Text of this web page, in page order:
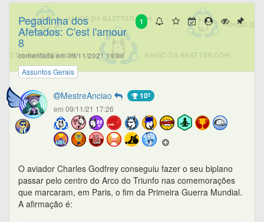
1
Pegadinha dos
Afetados: C'est l'amour
8
comentada em 09/11/2021 19:00
Assuntos Gerais
MestreAnciao 10º
em 09/11/21 17:26
O aviador Charles Godfrey conseguiu fazer o seu biplano
passar pelo centro do Arco do Triunfo nas comemorações
que marcaram, em Paris, o fim da Primeira Guerra Mundial.
A afirmação é: